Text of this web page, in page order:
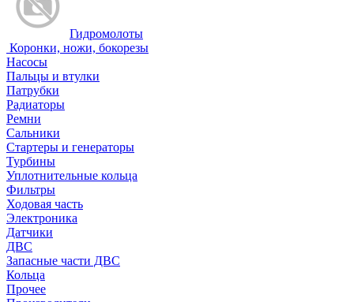
Гидромолоты
Коронки, ножи, бокорезы
Насосы
Пальцы и втулки
Патрубки
Радиаторы
Ремни
Сальники
Стартеры и генераторы
Турбины
Уплотнительные кольца
Фильтры
Ходовая часть
Электроника
Датчики
ДВС
Запасные части ДВС
Кольца
Прочее